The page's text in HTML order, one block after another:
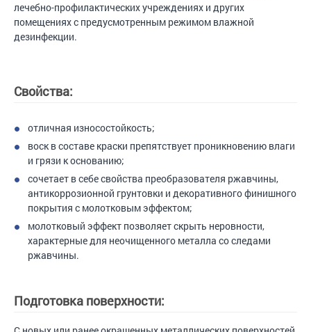
лечебно-профилактических учреждениях и других
помещениях с предусмотренным режимом влажной
дезинфекции.
Свойства:
отличная износостойкость;
воск в составе краски препятствует проникновению влаги
и грязи к основанию;
сочетает в себе свойства преобразователя ржавчины,
антикоррозионной грунтовки и декоративного финишного
покрытия с молотковым эффектом;
молотковый эффект позволяет скрыть неровности,
характерные для неочищенного металла со следами
ржавчины.
Подготовка поверхности: